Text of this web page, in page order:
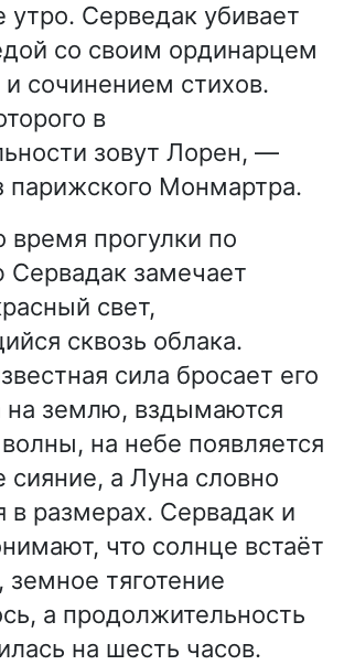
Серведак убивает
со своим ординарцем
сочинением стихов.
в
зовут Лорен, —
парижского Монмартра.
время прогулки по
замечает
свет,
сквозь облака.
сила бросает его
на землю, вздымаются
волны, на небе появляется
сияние, а Луна словно
в размерах. Сервадак и
что солнце встаёт
земное тяготение
а продолжительность
на шесть часов.